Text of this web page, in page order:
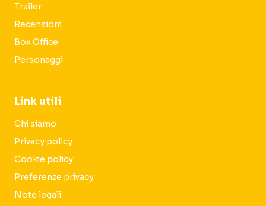
Trailer
Recensioni
Box Office
Personaggi
Link utili
Chi siamo
Privacy policy
Cookie policy
Preferenze privacy
Note legali